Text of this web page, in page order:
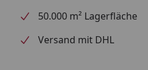
50.000 m² Lagerfläche
Versand mit DHL